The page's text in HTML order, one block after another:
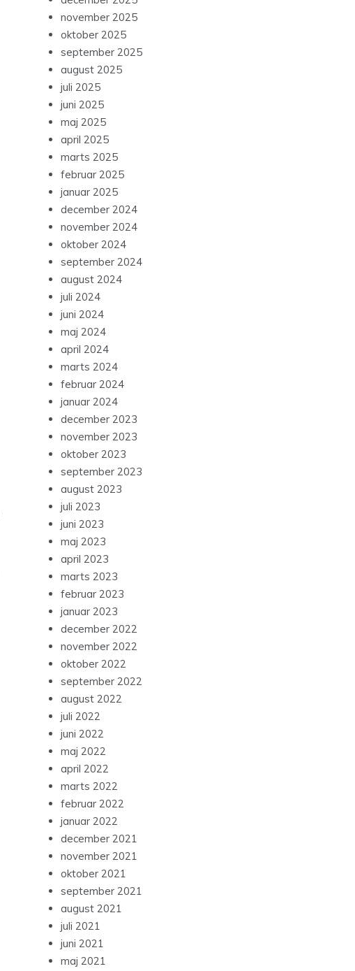
november 2025
oktober 2025
september 2025
august 2025
juli 2025
juni 2025
maj 2025
april 2025
marts 2025
februar 2025
januar 2025
december 2024
november 2024
oktober 2024
september 2024
august 2024
juli 2024
juni 2024
maj 2024
april 2024
marts 2024
februar 2024
januar 2024
december 2023
november 2023
oktober 2023
september 2023
august 2023
juli 2023
juni 2023
maj 2023
april 2023
marts 2023
februar 2023
januar 2023
december 2022
november 2022
oktober 2022
september 2022
august 2022
juli 2022
juni 2022
maj 2022
april 2022
marts 2022
februar 2022
januar 2022
december 2021
november 2021
oktober 2021
september 2021
august 2021
juli 2021
juni 2021
maj 2021